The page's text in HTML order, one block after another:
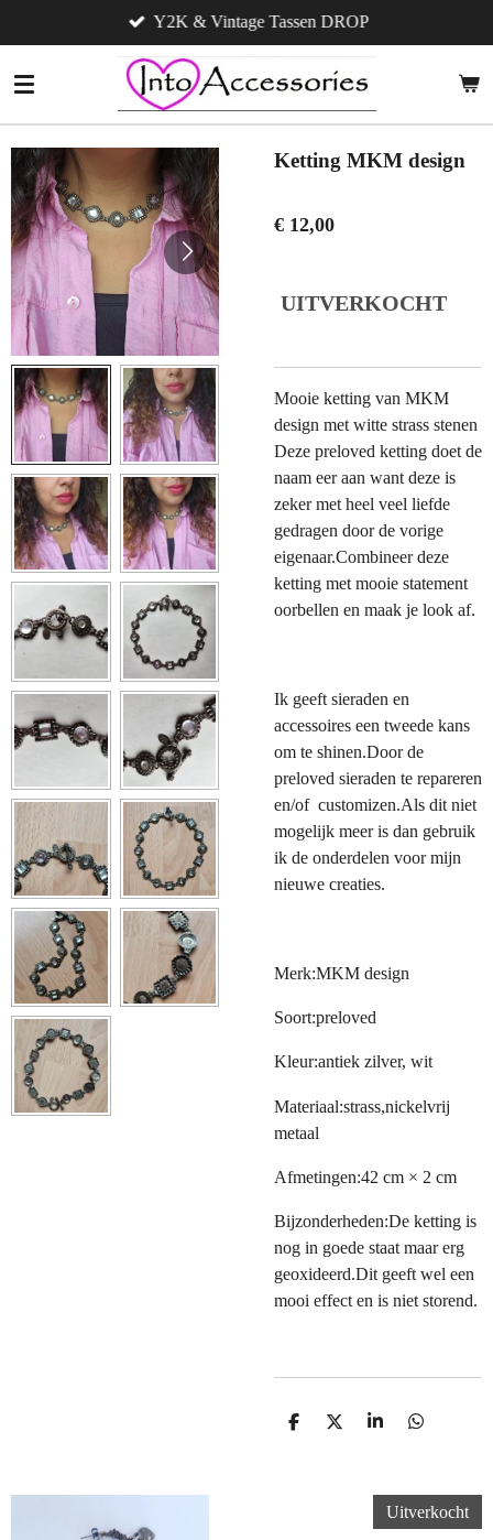
direct
naar
hoofdinhoud
Y2K & Vintage Tassen DROP
Ketting MKM design
€ 12,00
UITVERKOCHT
Mooie ketting van MKM
design met witte strass stenen
Deze preloved ketting doet de
naam eer aan want deze is
zeker met heel veel liefde
gedragen door de vorige
eigenaar.Combineer deze
ketting met mooie statement
oorbellen en maak je look af.
Ik geeft sieraden en
accessoires een tweede kans
om te shinen.Door de
preloved sieraden te repareren
en/of customizen.Als dit niet
mogelijk meer is dan gebruik
ik de onderdelen voor mijn
nieuwe creaties.
Merk:MKM design
Soort:preloved
Kleur:antiek zilver, wit
Materiaal:strass,nickelvrij
metaal
Afmetingen:42 cm × 2 cm
Bijzonderheden:De ketting is
nog in goede staat maar erg
geoxideerd.Dit geeft wel een
mooi effect en is niet storend.
D
D
S
D
Uitverkocht